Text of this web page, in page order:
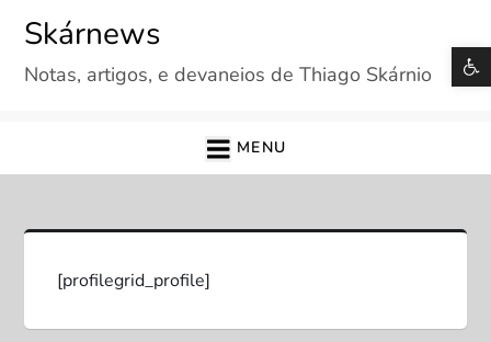
content
Skárnews
Notas, artigos, e devaneios de Thiago Skárnio
MENU
[profilegrid_profile]